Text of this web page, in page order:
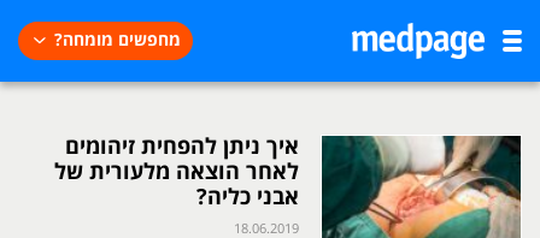
מחפשים מומחה?
איך ניתן להפחית זיהומים
לאחר הוצאה מלעורית של
אבני כליה?
18.06.2019